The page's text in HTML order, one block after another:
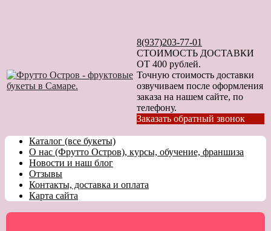
8(937)203-77-01
СТОИМОСТЬ ДОСТАВКИ
ОТ 400 рублей.
Точную стоимость доставки
озвучиваем после оформления
заказа на нашем сайте, по
телефону.
Заказать обратный звонок
Каталог (все букеты)
О нас (Фрутто Остров), курсы, обучение, франшиза
Новости и наш блог
Отзывы
Контакты, доставка и оплата
Карта сайта